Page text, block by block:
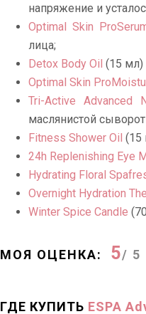
напряжение и
Optimal Skin
лица;
Detox Body Oil (15 мл)
Optimal Skin
Tri-Active Advanced
маслянистой
Fitness Shower Oil (15
24h Replenishing Eye
Hydrating Floral
Overnight Hydration
Winter Spice Candle
МОЯ ОЦЕНКА: 5/ 5
ГДЕ КУПИТЬ ESPA